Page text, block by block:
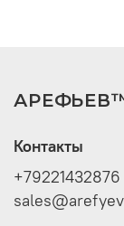
Контакты
+79221432876